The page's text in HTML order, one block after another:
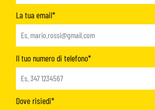
La tua email*
Il tuo numero di telefono*
Dove risiedi*